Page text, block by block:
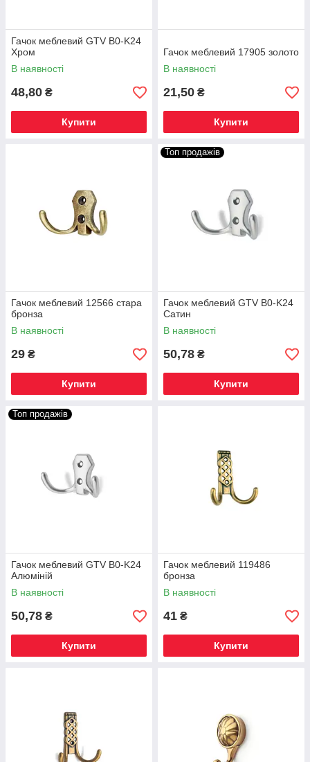
Гачок меблевий GTV B0-K24
Хром
В наявності
48,80 ₴
Купити
Гачок меблевий 17905 золото
В наявності
21,50 ₴
Купити
Гачок меблевий 12566 стара
бронза
В наявності
29 ₴
Купити
Топ продажів
Гачок меблевий GTV B0-K24
Сатин
В наявності
50,78 ₴
Купити
Топ продажів
Гачок меблевий GTV B0-K24
Алюміній
В наявності
50,78 ₴
Купити
Гачок меблевий 119486
бронза
В наявності
41 ₴
Купити